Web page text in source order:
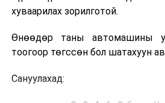
хуваарилах зорилготой.
Өнөөдөр таны автомашины
тоогоор төгссөн бол шатахуун
Сануулахад: